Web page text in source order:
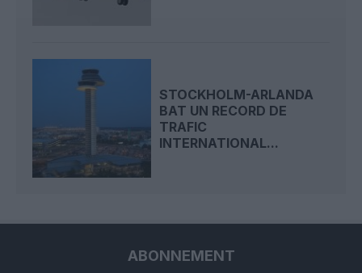
STOCKHOLM-ARLANDA
BAT UN RECORD DE
TRAFIC
INTERNATIONAL...
ABONNEMENT